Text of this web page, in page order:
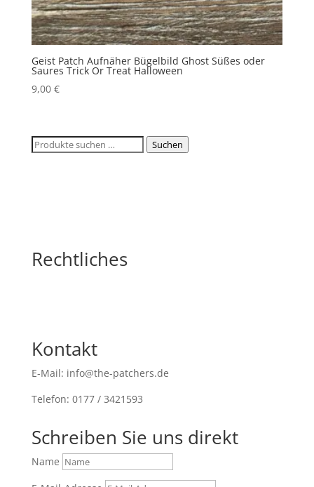
Geist Patch Aufnäher Bügelbild Ghost Süßes oder
Saures Trick Or Treat Halloween
9,00 €
Suchen
Suchen
Rechtliches
Kontakt
E-Mail: info@the-patchers.de
Telefon: 0177 / 3421593
Schreiben Sie uns direkt
Name